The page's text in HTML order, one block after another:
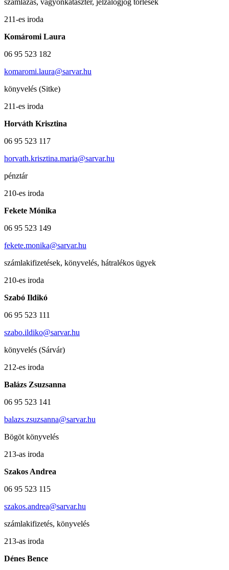
számlázás, vagyonkataszter, jelzálogjog törlések
211-es iroda
Komáromi Laura
06 95 523 182
komaromi.laura@sarvar.hu
könyvelés (Sitke)
211-es iroda
Horváth Krisztina
06 95 523 117
horvath.krisztina.maria@sarvar.hu
pénztár
210-es iroda
Fekete Mónika
06 95 523 149
fekete.monika@sarvar.hu
számlakifizetések, könyvelés, hátralékos ügyek
210-es iroda
Szabó Ildikó
06 95 523 111
szabo.ildiko@sarvar.hu
könyvelés (Sárvár)
212-es iroda
Balázs Zsuzsanna
06 95 523 141
balazs.zsuzsanna@sarvar.hu
Bögöt könyvelés
213-as iroda
Szakos Andrea
06 95 523 115
szakos.andrea@sarvar.hu
számlakifizetés, könyvelés
213-as iroda
Dénes Bence